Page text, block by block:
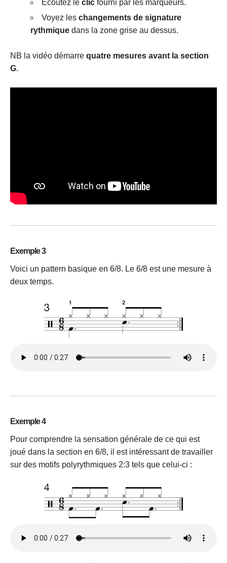
Écoutez le clic fourni par les marqueurs.
Voyez les changements de signature
rythmique dans la zone grise au dessus.
NB la vidéo démarre quatre mesures avant la section
G.
Exemple 3
Voici un pattern basique en 6/8. Le 6/8 est une mesure à
deux temps.
Exemple 4
Pour comprendre la sensation générale de ce qui est
joué dans la section en 6/8, il est intéressant de travailler
sur des motifs polyrythmiques 2:3 tels que celui-ci :